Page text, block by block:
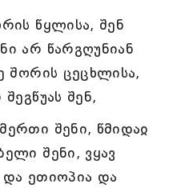
წყლისა, შენ
არ წარგღუნიან
შორის ცეცხლისა,
შენ,
შენი, წმიდაჲ
შენი, ვყავ
და ეთიოპია და